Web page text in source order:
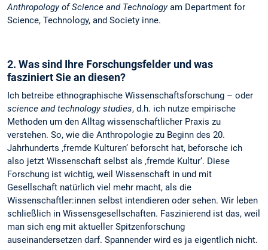
Anthropology of Science and Technologyam Department for
Science, Technology, and Society inne.
2. Was sind Ihre Forschungsfelder und was
fasziniert Sie an diesen?
Ich betreibe ethnographische Wissenschaftsforschung – oder
science and technology studies, d.h. ich nutze empirische
Methoden um den Alltag wissenschaftlicher Praxis zu
verstehen. So, wie die Anthropologie zu Beginn des 20.
Jahrhunderts ‚fremde Kulturen‘ beforscht hat, beforsche ich
also jetzt Wissenschaft selbst als ‚fremde Kultur‘. Diese
Forschung ist wichtig, weil Wissenschaft in und mit
Gesellschaft natürlich viel mehr macht, als die
Wissenschaftler:innen selbst intendieren oder sehen. Wir leben
schließlich in Wissensgesellschaften. Faszinierend ist das, weil
man sich eng mit aktueller Spitzenforschung
auseinandersetzen darf. Spannender wird es ja eigentlich nicht.